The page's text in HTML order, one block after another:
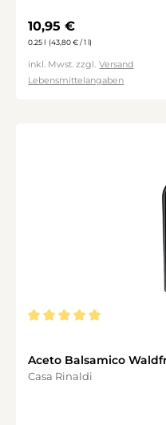
Regulärer Preis:
10,95 €
0.25 l (43,80 € / 1 l)
inkl. Mwst. zzgl. Versand
Lebensmittelangaben
Aceto Balsamico
Casa Rinaldi